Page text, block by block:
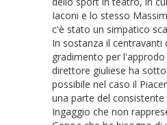
Iaconi e lo stesso
c'è stato un simpatico
In sostanza il
gradimento per
direttore giuliese ha
possibile nel caso il
una parte del consistente
Ingaggio che non